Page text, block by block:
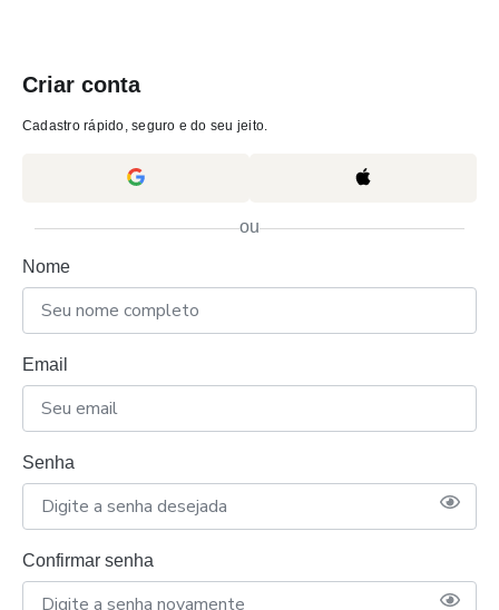
Criar conta
Cadastro rápido, seguro e do seu jeito.
ou
Nome
Email
Senha
Confirmar senha